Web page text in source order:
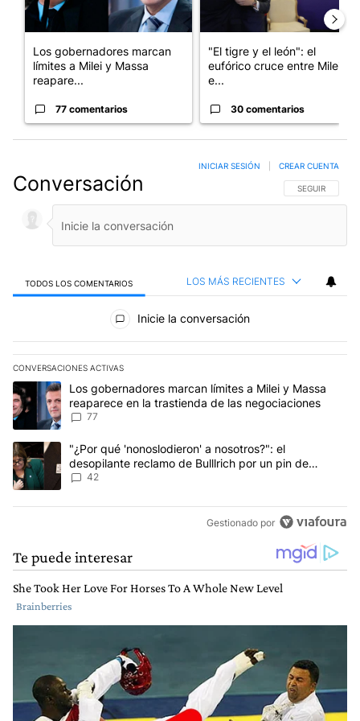
Los gobernadores marcan
límites a Milei y Massa
reapare...
77 comentarios
"El tigre y el león": el
eufórico cruce entre Milei y
e...
30 comentarios
Conversación SIGA ESTA
SEGUIR
INICIAR SESIÓN CREAR CUENTA
TODOS LOS COMENTARIOS LOS MÁS RECIENTES
Todos los comentarios
Inicie la conversación
CONVERSACIONES ACTIVAS
Este listado muestra los artículos con más comentarios en los
Un artículo de tendencia con el título "Los gobernadores marcan
Los gobernadores marcan límites a Milei y Massa
reaparece en la trastienda de las negociaciones
77
Un artículo de tendencia con el título ""¿Por qué 'nonoslodieron'
"¿Por qué 'nonoslodieron' a nosotros?": el
desopilante reclamo de Bulllrich por un pin de
Malvinas
42
Gestionado por